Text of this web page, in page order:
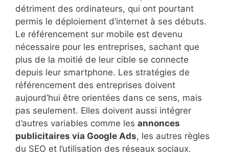
détriment des ordinateurs, qui ont pourtant
permis le déploiement d’internet à ses débuts.
Le référencement sur mobile est devenu
nécessaire pour les entreprises, sachant que
plus de la moitié de leur cible se connecte
depuis leur smartphone. Les stratégies de
référencement des entreprises doivent
aujourd’hui être orientées dans ce sens, mais
pas seulement. Elles doivent aussi intégrer
d’autres variables comme les annonces
publicitaires via Google Ads, les autres règles
du SEO et l’utilisation des réseaux sociaux.